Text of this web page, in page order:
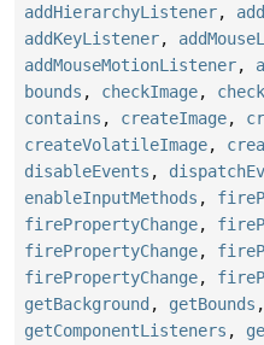
addHierarchyListener,
addKeyListener,
addMouseMotionListener,
bounds , checkImage,
contains , createImage,
createVolatileImage,
disableEvents ,
enableInputMethods ,
firePropertyChange,
firePropertyChange,
firePropertyChange,
getBackground , getBounds ,
getComponentListeners ,